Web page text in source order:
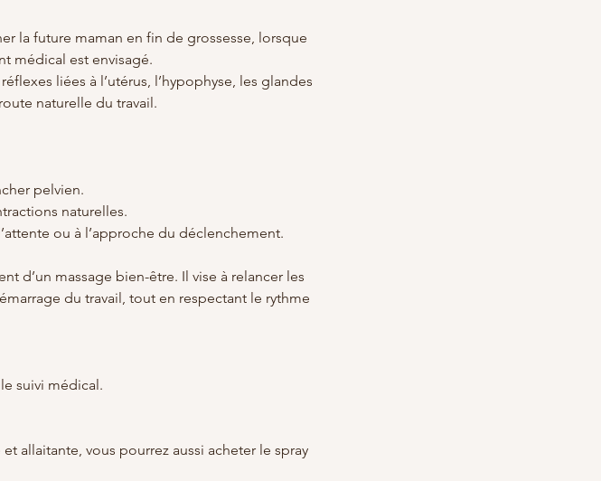
la future maman en fin de grossesse, lorsque
médical est envisagé.
liées à l’utérus, l’hypophyse, les glandes
naturelle du travail.
pelvien.
naturelles.
ou à l’approche du déclenchement.
d’un massage bien-être. Il vise à relancer les
du travail, tout en respectant le rythme
suivi médical.
allaitante, vous pourrez aussi acheter le spray